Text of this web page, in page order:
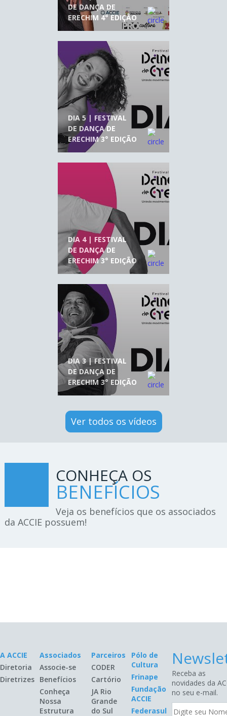
DE DANÇA DE
ERECHIM 4° EDIÇÃO
DIA 5 | FESTIVAL
DE DANÇA DE
ERECHIM 3° EDIÇÃO
DIA 4 | FESTIVAL
DE DANÇA DE
ERECHIM 3° EDIÇÃO
DIA 3 | FESTIVAL
DE DANÇA DE
ERECHIM 3° EDIÇÃO
Ver todos os vídeos
CONHEÇA OS
BENEFÍCIOS
Veja os benefícios que os associados
da ACCIE possuem!
A ACCIE
Diretoria
Diretrizes
Associados
Associe-se
Benefícios
Conheça
Nossa
Estrutura
Parceiros
CODER
Cartório
JA Rio
Grande
do Sul
Pólo de
Cultura
Frinape
Fundação
ACCIE
Federasul
Receba as
novidades da
no seu e-mail.